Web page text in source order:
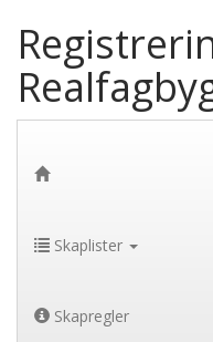
Skaplister
Skapregler